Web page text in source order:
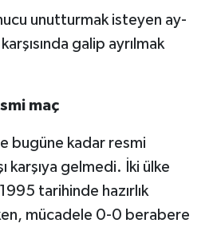
unutturmak isteyen ay-
galip ayrılmak
maç
bugüne kadar resmi
karşıya gelmedi. İki ülke
tarihinde hazırlık
mücadele 0-0 berabere